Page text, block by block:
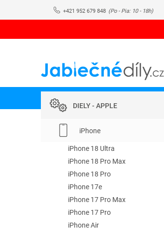
+421 952 679 848
o
kategórieDIELY - APPLE
iPhone
iPhone 18 Ultra
iPhone 18 Pro Max
iPhone 18 Pro
iPhone 17e
iPhone 17 Pro Max
iPhone 17 Pro
iPhone Air